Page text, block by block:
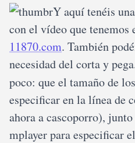
Y aquí tenéis
con el vídeo que
11870.com. También
necesidad del corta y
poco: que el tamaño de los
especificar en la línea de
ahora a cascoporro),
mplayer para especificar